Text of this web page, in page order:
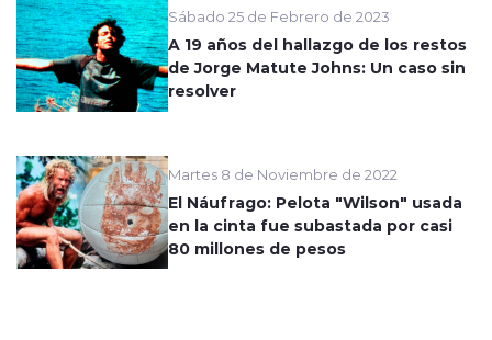
Sábado 25 de Febrero de 2023
A 19 años del hallazgo de los restos
de Jorge Matute Johns: Un caso sin
resolver
Martes 8 de Noviembre de 2022
El Náufrago: Pelota "Wilson" usada
en la cinta fue subastada por casi
80 millones de pesos